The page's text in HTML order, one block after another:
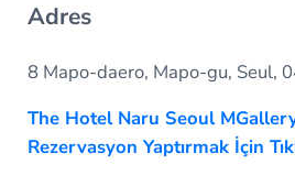
Adres
8 Mapo-daero, Mapo-gu, Seul,
The Hotel Naru Seoul
Rezervasyon Yaptırmak İçin